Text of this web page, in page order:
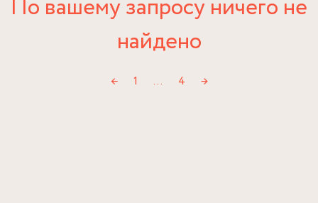
По вашему запросу ничего не
найдено
← 1 … 4 →